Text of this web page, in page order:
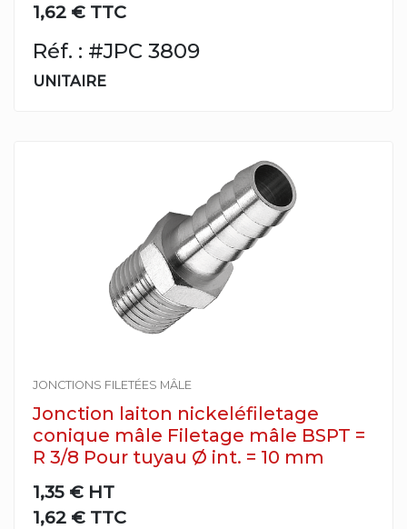
1,62 € TTC
Réf. : #JPC 3809
UNITAIRE
JONCTIONS FILETÉES MÂLE
Jonction laiton nickeléfiletage
conique mâle Filetage mâle BSPT =
R 3/8 Pour tuyau Ø int. = 10 mm
1,35 € HT
1,62 € TTC